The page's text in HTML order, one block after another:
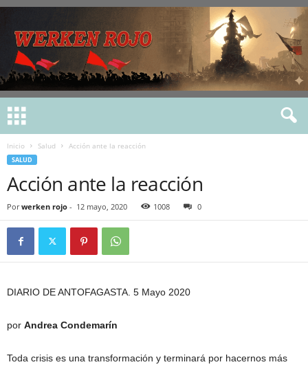
Inicio Salud Acción ante la reacción
SALUD
Acción ante la reacción
Por werken rojo - 12 mayo, 2020 1008 0
DIARIO DE ANTOFAGASTA. 5 Mayo 2020
por Andrea Condemarín
Toda crisis es una transformación y terminará por hacernos más